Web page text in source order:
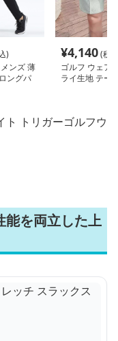
)
ンズ 薄
ングパ
¥4,140(税
ゴルフ ウェア
ライ生地 テー
トリガーゴルフウ
能を両立した上